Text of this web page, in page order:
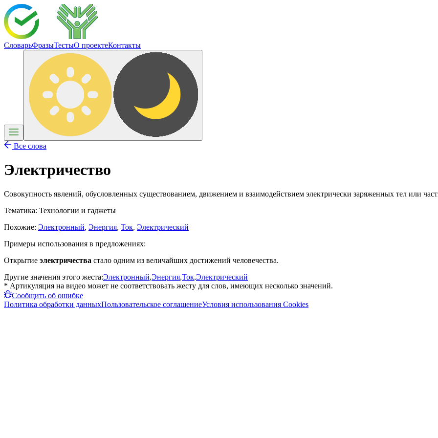
СловарьФразыТестыО проектеКонтакты
Все слова
Электричество
Совокупность явлений, обусловленных существованием, движением и взаимодействием электрически заряженных тел или
Тематика: Технологии и гаджеты
Похожие: Электронный, Энергия, Ток, Электрический
Примеры использования в предложениях:
Открытие электричества стало одним из величайших достижений человечества.
Другие значения этого жеста:Электронный,Энергия,Ток,Электрический
* Артикуляция на видео может не соответствовать жесту для слов, имеющих несколько значений.
Сообщить об ошибке
Политика обработки данныхПользовательское соглашениеУсловия использования Cookies